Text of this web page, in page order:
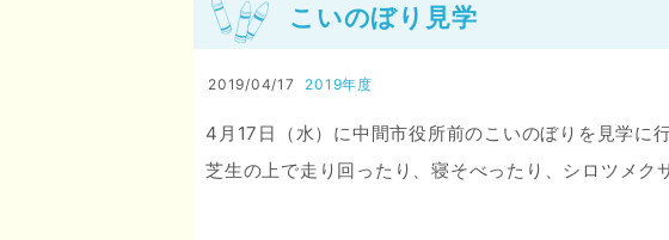
こいのぼり見学
2019/04/17 2019年度
4月17日（水）に中間市役所前のこいのぼりを見学に
芝生の上で走り回ったり、寝そべったり、シロツメク